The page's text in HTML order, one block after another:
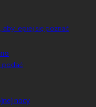
aby lepiej się poznać
podać
nocy